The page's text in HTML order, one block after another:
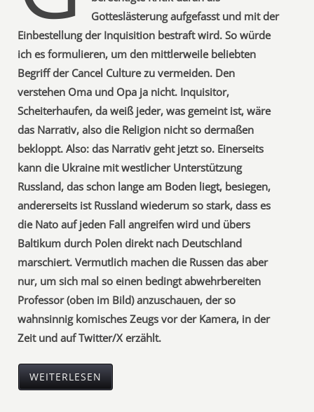
Gotteslästerung aufgefasst und mit der
Einbestellung der Inquisition bestraft wird. So würde
ich es formulieren, um den mittlerweile beliebten
Begriff der Cancel Culture zu vermeiden. Den
verstehen Oma und Opa ja nicht. Inquisitor,
Scheiterhaufen, da weiß jeder, was gemeint ist, wäre
das Narrativ, also die Religion nicht so dermaßen
bekloppt. Also: das Narrativ geht jetzt so. Einerseits
kann die Ukraine mit westlicher Unterstützung
Russland, das schon lange am Boden liegt, besiegen,
andererseits ist Russland wiederum so stark, dass es
die Nato auf jeden Fall angreifen wird und übers
Baltikum durch Polen direkt nach Deutschland
marschiert. Vermutlich machen die Russen das aber
nur, um sich mal so einen bedingt abwehrbereiten
Professor (oben im Bild) anzuschauen, der so
wahnsinnig komisches Zeugs vor der Kamera, in der
Zeit und auf Twitter/X erzählt.
WEITERLESEN